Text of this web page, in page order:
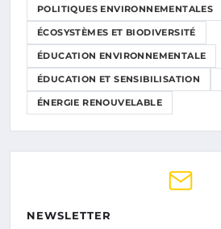
POLITIQUES ENVIRONNEMENTALES
ÉCOSYSTÈMES ET BIODIVERSITÉ
ÉDUCATION ENVIRONNEMENTALE
ÉDUCATION ET SENSIBILISATION
ÉNERGIE RENOUVELABLE
NEWSLETTER